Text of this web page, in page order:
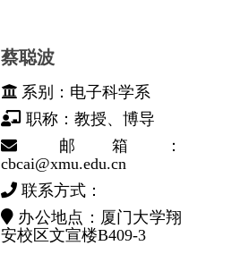
蔡聪波
系别：电子科学系
职称：教授、博导
邮箱：
cbcai@xmu.edu.cn
联系方式：
办公地点：厦门大学翔
安校区文宣楼B409-3